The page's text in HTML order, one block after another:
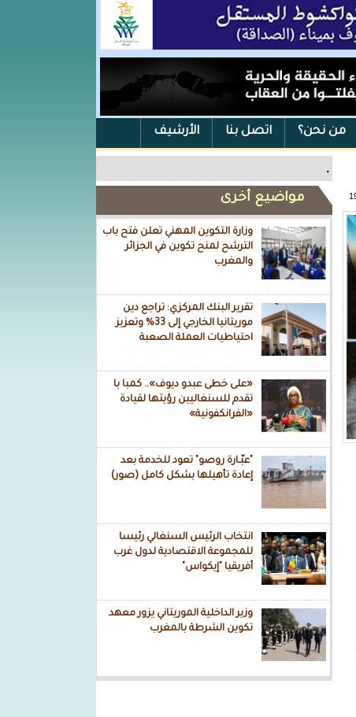
من نحن؟ اتصل بنا الأرشيف
.
مواضيع أخرى
وزارة التكوين المهني تعلن فتح باب
الترشح لمنح تكوين في الجزائر
والمغرب
تقرير البنك المركزي: تراجع دين
موريتانيا الخارجي إلى 33% وتعزيز
احتياطيات العملة الصعبة
«على خطى عبدو ديوف».. كمبا با
تقدم للسنغاليين رؤيتها لقيادة
«الفرانكفونية»
"عبّـارة روصو" تعود للخدمة بعد
إعادة تأهيلها بشكل كامل (صور)
انتخاب الرئيس السنغالي رئيسا
للمجموعة الاقتصادية لدول غرب
أفريقيا "إيكواس"
وزير الداخلية الموريتاني يزور معهد
تكوين الشرطة بالمغرب